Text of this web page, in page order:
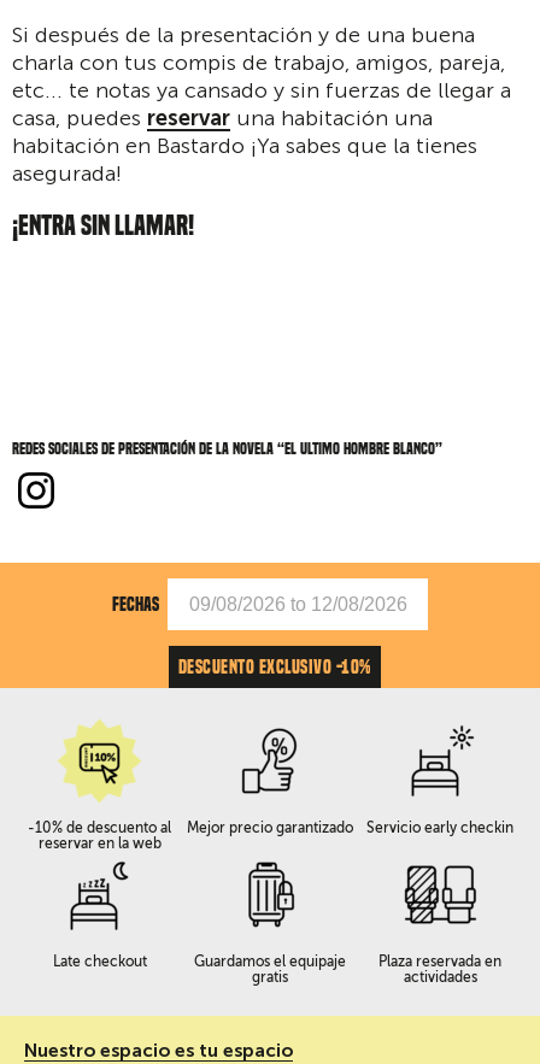
Si después de la presentación y de una buena
charla con tus compis de trabajo, amigos, pareja,
etc... te notas ya cansado y sin fuerzas de llegar a
casa, puedes reservar una habitación una
habitación en Bastardo ¡Ya sabes que la tienes
asegurada!
¡ENTRA SIN LLAMAR!
Redes sociales de Presentación de la novela “El ultimo hombre blanco”
FECHAS
DESCUENTO EXCLUSIVO -10%
-10% de descuento al
reservar en la web
Mejor precio garantizado Servicio early checkin
Late checkout
Guardamos el equipaje
gratis
Plaza reservada en
actividades
Nuestro espacio es tu espacio